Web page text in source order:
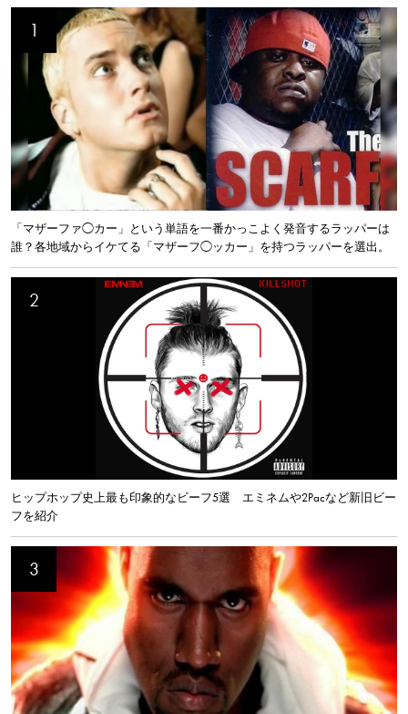
「マザーファ◯カー」という単語を一番かっこよく発音するラッパーは
誰？各地域からイケてる「マザーフ◯ッカー」を持つラッパーを選出。
ヒップホップ史上最も印象的なビーフ5選 エミネムや2Pacなど新旧ビー
フを紹介